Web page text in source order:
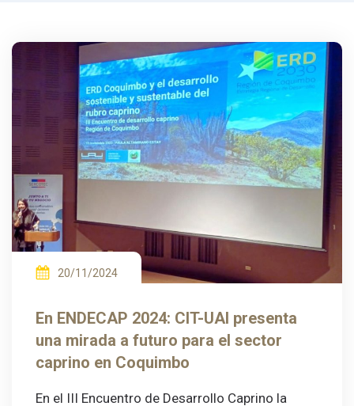
20/11/2024
En ENDECAP 2024: CIT-UAI presenta
una mirada a futuro para el sector
caprino en Coquimbo
En el III Encuentro de Desarrollo Caprino la